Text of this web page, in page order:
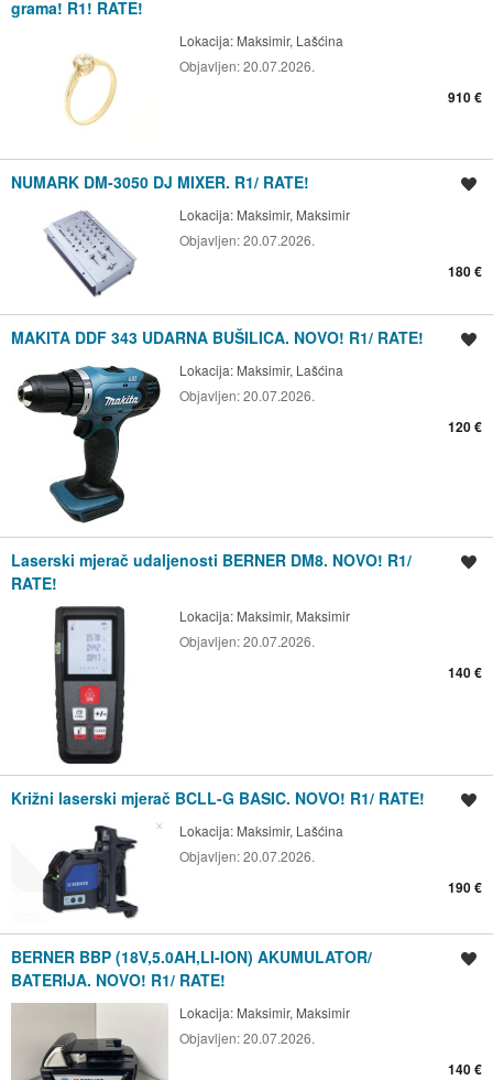
grama! R1! RATE!
Lokacija: Maksimir, Lašćina
Objavljen:20.07.2026.
910 €
NUMARK DM-3050 DJ MIXER. R1/ RATE!
Lokacija: Maksimir, Maksimir
Objavljen:20.07.2026.
180 €
MAKITA DDF 343 UDARNA BUŠILICA. NOVO! R1/ RATE!
Lokacija: Maksimir, Lašćina
Objavljen:20.07.2026.
120 €
Laserski mjerač udaljenosti BERNER DM8. NOVO! R1/
RATE!
Lokacija: Maksimir, Maksimir
Objavljen:20.07.2026.
140 €
Križni laserski mjerač BCLL-G BASIC. NOVO! R1/ RATE!
Lokacija: Maksimir, Lašćina
Objavljen:20.07.2026.
190 €
BERNER BBP (18V,5.0AH,LI-ION) AKUMULATOR/
BATERIJA. NOVO! R1/ RATE!
Lokacija: Maksimir, Maksimir
Objavljen:20.07.2026.
140 €